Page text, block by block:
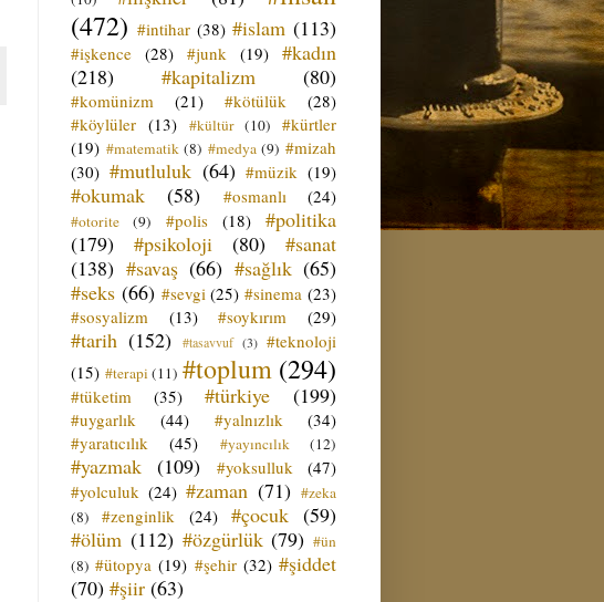
(472) #intihar (38) #islam (113)
#işkence (28) #junk (19) #kadın
(218)
#kapitalizm (80)
#komünizm (21) #kötülük
(28)
#köylüler (13) #kültür (10)
#kürtler
(19) #matematik (8) #medya (9) #mizah
(30) #mutluluk (64) #müzik (19)
#okumak (58) #osmanlı (24)
#otorite (9) #polis (18)
#politika
(179)
#psikoloji (80)
#sanat
(138) #savaş (66) #sağlık (65)
#seks (66) #sevgi (25) #sinema (23)
#sosyalizm
(13) #soykırım (29)
#tarih (152) #tasavvuf (3) #teknoloji
(15) #terapi (11) #toplum (294)
#tüketim (35) #türkiye (199)
#uygarlık (44) #yalnızlık
(34)
#yaratıcılık
(45) #yayıncılık (12)
#yazmak (109) #yoksulluk
(47)
#yolculuk (24) #zaman (71) #zeka
(8)
#zenginlik (24) #çocuk (59)
#ölüm (112) #özgürlük (79) #ün
(8) #ütopya (19) #şehir (32) #şiddet
(70) #şiir (63)